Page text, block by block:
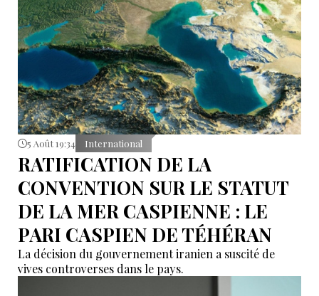
5 Août 19:34 International
RATIFICATION DE LA
CONVENTION SUR LE STATUT
DE LA MER CASPIENNE : LE
PARI CASPIEN DE TÉHÉRAN
La décision du gouvernement iranien a suscité de
vives controverses dans le pays.